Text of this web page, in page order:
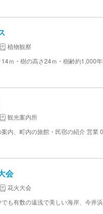
植物観察
ｍ・樹の高さ24ｍ・樹齢約1,000
観光案内所
内、町内の旅館・民宿の紹介 営業
会
花火大会